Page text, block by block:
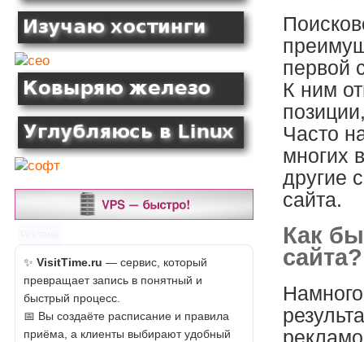
первой
К ним
Часто
многих
другие
сайта.
Как
сайта?
✨ VisitTime.ru — сервис, который
превращает запись в понятный и
быстрый процесс.
📅 Вы создаёте расписание и правила
приёма, а клиенты выбирают удобный